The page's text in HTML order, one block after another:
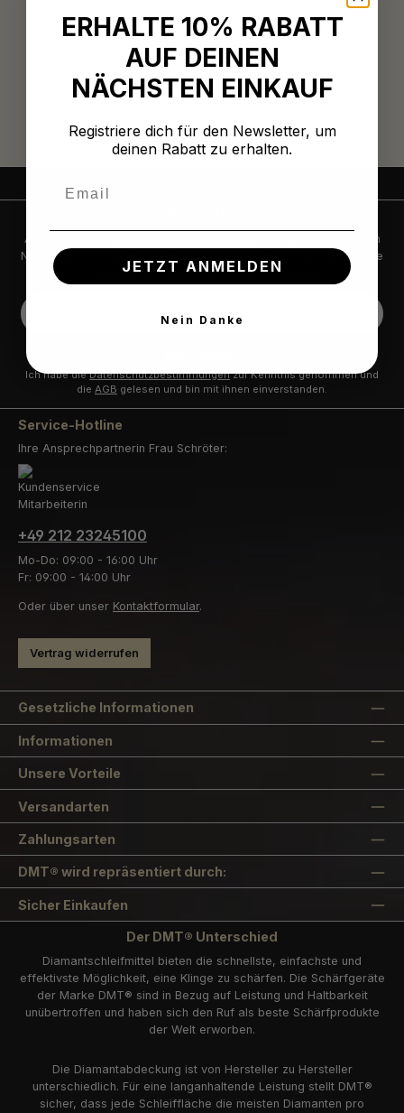
Regulärer Preis:
23,99 €
Abonnieren Sie jetzt einfach unseren regelmäßig erscheinenden
Newsletter und Sie werden stets unter den Ersten sein, über neue
Produkte und Angebote informiert werden.
E-
Mail-
Adresse
Ich habe dieDatenschutzbestimmungenzur Kenntnis genommen und
die AGB gelesen und bin mit ihnen einverstanden.
Service-Hotline
Ihre Ansprechpartnerin Frau Schröter:
+49 212 23245100
Mo-Do: 09:00 - 16:00 Uhr
Fr: 09:00 - 14:00 Uhr
Oder über unser Kontaktformular.
Vertrag widerrufen
Gesetzliche Informationen
Informationen
Unsere Vorteile
Versandarten
Zahlungsarten
DMT® wird repräsentiert durch:
Sicher Einkaufen
Der DMT® Unterschied
Diamantschleifmittel bieten die schnellste, einfachste und
effektivste Möglichkeit, eine Klinge zu schärfen. Die Schärfgeräte
der Marke DMT® sind in Bezug auf Leistung und Haltbarkeit
unübertroffen und haben sich den Ruf als beste Schärfprodukte
der Welt erworben.
Die Diamantabdeckung ist von Hersteller zu Hersteller
unterschiedlich. Für eine langanhaltende Leistung stellt DMT®
sicher, dass jede Schleiffläche die meisten Diamanten pro
ERHALTE 10% RABATT
AUF DEINEN
NÄCHSTEN EINKAUF
Registriere dich für den Newsletter, um
deinen Rabatt zu erhalten.
JETZT ANMELDEN
Nein Danke